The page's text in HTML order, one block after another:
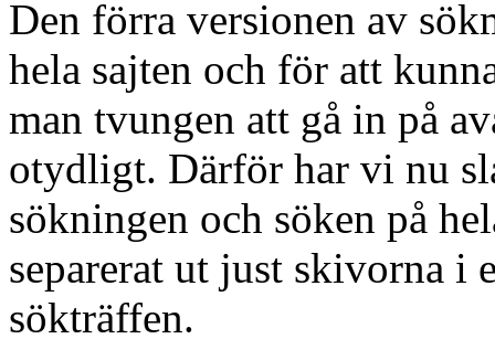
Den förra versionen av
hela sajten och för att
man tvungen att gå in på
otydligt. Därför har vi nu
sökningen och söken på
separerat ut just skivorna i
sökträffen.